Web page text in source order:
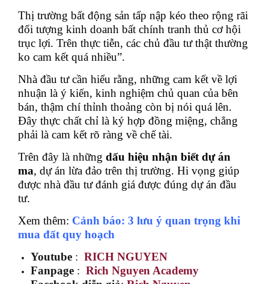
Thị trường bất động sản tấp nập kéo theo rộng rãi
đối tượng kinh doanh bất chính tranh thủ cơ hội
trục lợi. Trên thực tiễn, các chủ đầu tư thật thường
ko cam kết quá nhiều”.
Nhà đầu tư cần hiểu rằng, những cam kết về lợi
nhuận là ý kiến, kinh nghiệm chủ quan của bên
bán, thậm chí thỉnh thoảng còn bị nói quá lên.
Đây thực chất chỉ là ký hợp đồng miệng, chẳng
phải là cam kết rõ ràng về chế tài.
Trên đây là những dấu hiệu nhận biết dự án
ma, dự án lừa đảo trên thị trường. Hi vọng giúp
được nhà đầu tư đánh giá được đúng dự án đầu
tư.
Xem thêm: Cảnh báo: 3 lưu ý quan trọng khi
mua đất quy hoạch
Youtube : RICH NGUYEN
Fanpage : Rich Nguyen Academy